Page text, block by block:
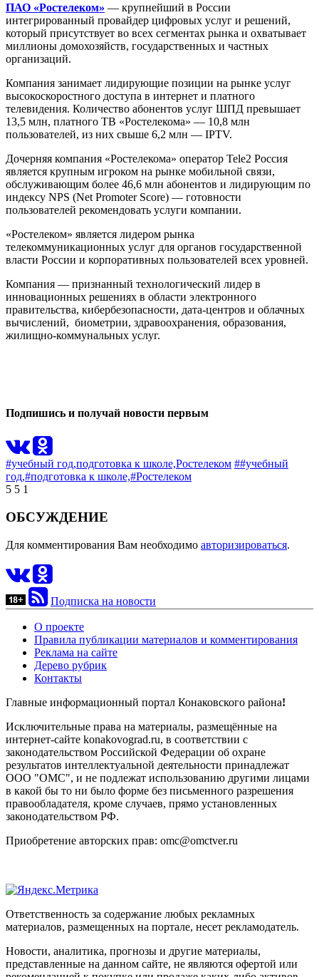
ПАО «Ростелеком» — крупнейший в России
интегрированный провайдер цифровых услуг и решений,
который присутствует во всех сегментах рынка и охватывает
миллионы домохозяйств, государственных и частных
организаций.
Компания занимает лидирующие позиции на рынке услуг
высокоскоростного доступа в интернет и платного
телевидения. Количество абонентов услуг ШПД превышает
13,5 млн, платного ТВ «Ростелекома» — 10,8 млн
пользователей, из них свыше 6,2 млн — IPTV.
Дочерняя компания «Ростелекома» оператор Tele2 Россия
является крупным игроком на рынке мобильной связи,
обслуживающим более 46,6 млн абонентов и лидирующим по
индексу NPS (Net Promoter Score) — готовности
пользователей рекомендовать услуги компании.
«Ростелеком» является лидером рынка
телекоммуникационных услуг для органов государственной
власти России и корпоративных пользователей всех уровней.
Компания — признанный технологический лидер в
инновационных решениях в области электронного
правительства, кибербезопасности, дата-центров и облачных
вычислений, биометрии, здравоохранения, образования,
жилищно-коммунальных услуг.
Подпишись и получай новости первым
#учебный год,подготовка к школе,Ростелеком ##учебный
год,#подготовка к школе,#Ростелеком
5 5 1
ОБСУЖДЕНИЕ
Для комментирования Вам необходимо авторизироваться.
Подписка на новости
О проекте
Правила публикации материалов и комментирования
Реклама на сайте
Дерево рубрик
Контакты
Главные информационный портал Конаковского района!
Исключительные права на материалы, размещённые на
интернет-сайте konakovograd.ru, в соответствии с
законодательством Российской Федерации об охране
результатов интеллектуальной деятельности принадлежат
ООО "ОМС", и не подлежат использованию другими лицами
в какой бы то ни было форме без письменного разрешения
правообладателя, кроме случаев, прямо установленных
законодательством РФ.
Приобретение авторских прав: omc@omctver.ru
Ответственность за содержание любых рекламных
материалов, размещенных на портале, несет рекламодатель.
Новости, аналитика, прогнозы и другие материалы,
представленные на данном сайте, не являются офертой или